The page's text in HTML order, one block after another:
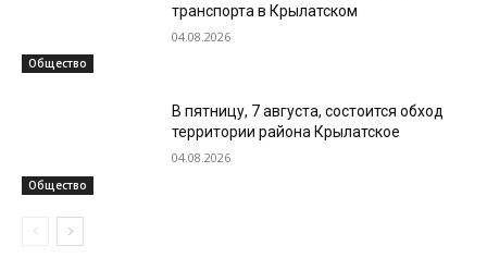
Общество
транспорта в Крылатском
04.08.2026
Общество
В пятницу, 7 августа, состоится обход
территории района Крылатское
04.08.2026